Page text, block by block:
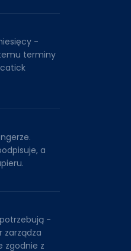
-
terminy
a
-
zarządza
zgodnie z